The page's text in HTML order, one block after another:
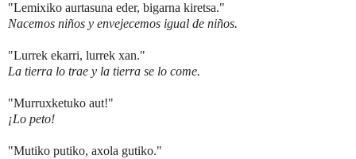
"Lemixiko aurtasuna eder, bigarna kiretsa."
Nacemos niños y envejecemos igual de niños.
"Lurrek ekarri, lurrek xan."
La tierra lo trae y la tierra se lo come.
"Murruxketuko aut!"
¡Lo peto!
"Mutiko putiko, axola gutiko."